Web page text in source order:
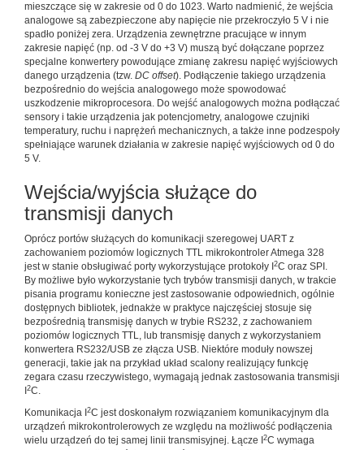
mieszczące się w zakresie od 0 do 1023. Warto nadmienić, że wejścia
analogowe są zabezpieczone aby napięcie nie przekroczyło 5 V i nie
spadło poniżej zera. Urządzenia zewnętrzne pracujące w innym
zakresie napięć (np. od -3 V do +3 V) muszą być dołączane poprzez
specjalne konwertery powodujące zmianę zakresu napięć wyjściowych
danego urządzenia (tzw. DC offset). Podłączenie takiego urządzenia
bezpośrednio do wejścia analogowego może spowodować
uszkodzenie mikroprocesora. Do wejść analogowych można podłączać
sensory i takie urządzenia jak potencjometry, analogowe czujniki
temperatury, ruchu i naprężeń mechanicznych, a także inne podzespoły
spełniające warunek działania w zakresie napięć wyjściowych od 0 do
5 V.
Wejścia/wyjścia służące do
transmisji danych
Oprócz portów służących do komunikacji szeregowej UART z
zachowaniem poziomów logicznych TTL mikrokontroler Atmega 328
jest w stanie obsługiwać porty wykorzystujące protokoły I 2C oraz SPI.
By możliwe było wykorzystanie tych trybów transmisji danych, w trakcie
pisania programu konieczne jest zastosowanie odpowiednich, ogólnie
dostępnych bibliotek, jednakże w praktyce najczęściej stosuje się
bezpośrednią transmisję danych w trybie RS232, z zachowaniem
poziomów logicznych TTL, lub transmisję danych z wykorzystaniem
konwertera RS232/USB ze złącza USB. Niektóre moduły nowszej
generacji, takie jak na przykład układ scalony realizujący funkcję
zegara czasu rzeczywistego, wymagają jednak zastosowania transmisji
2C.
Komunikacja I 2C jest doskonałym rozwiązaniem komunikacyjnym dla
urządzeń mikrokontrolerowych ze względu na możliwość podłączenia
wielu urządzeń do tej samej linii transmisyjnej. Łącze I
2C wymaga